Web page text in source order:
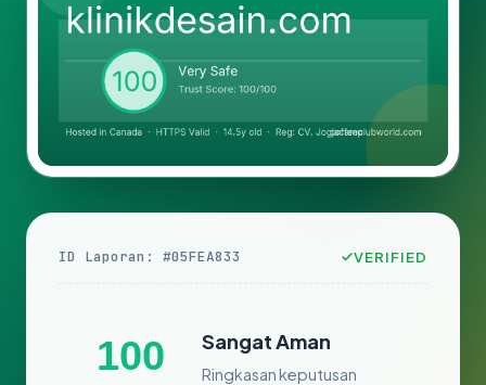
ID Laporan: #05FEA833 VERIFIED
100 Sangat Aman
Ringkasan keputusan